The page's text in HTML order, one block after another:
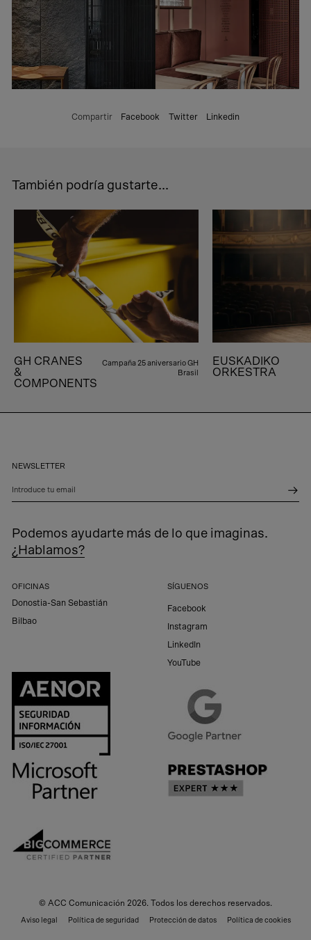
Compartir Facebook Twitter Linkedin
También podría gustarte...
GH CRANES
&
COMPONENTS
Campaña 25 aniversario GH
Brasil
EUSKADIKO
ORKESTRA
NEWSLETTER
Introduce tu email
Podemos ayudarte más de lo que imaginas.
¿Hablamos?
OFICINAS
Donostia-San Sebastián
Bilbao
SÍGUENOS
Facebook
Instagram
LinkedIn
YouTube
© ACC Comunicación 2026. Todos los derechos reservados.
Aviso legal Política de seguridad Protección de datos Política de cookies